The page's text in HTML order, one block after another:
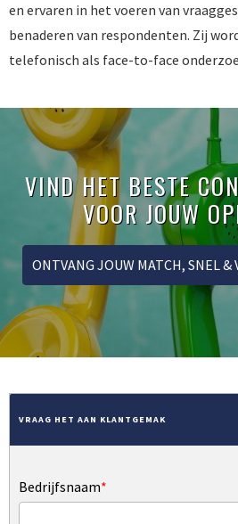
en ervaren in het voeren van
benaderen van respondenten. Zij
telefonisch als face-to-face
VIND HET BESTE
VOOR JOUW
ONTVANG JOUW MATCH, SNEL &
VRAAG HET AAN KLANTGEMAK
Bedrijfsnaam*